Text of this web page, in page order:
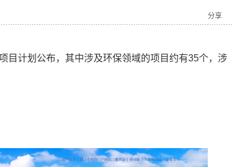
分享
目计划公布，其中涉及环保领域的项目约有35个，涉